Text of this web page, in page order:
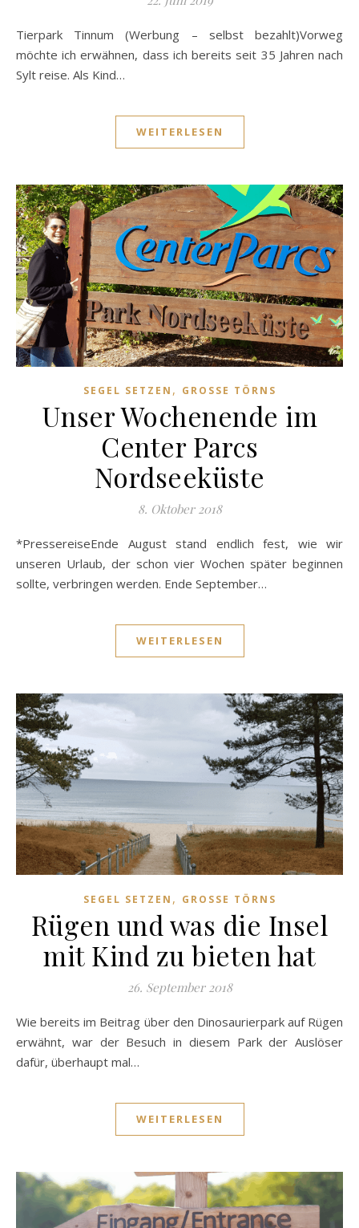
Tierpark Tinnum (Werbung – selbst bezahlt)Vorweg
möchte ich erwähnen, dass ich bereits seit 35 Jahren nach
Sylt reise. Als Kind…
WEITERLESEN
SEGEL SETZEN , GROSSE TÖRNS
Unser Wochenende im
Center Parcs
Nordseeküste
8. Oktober 2018
*PressereiseEnde August stand endlich fest, wie wir
unseren Urlaub, der schon vier Wochen später beginnen
sollte, verbringen werden. Ende September…
WEITERLESEN
SEGEL SETZEN , GROSSE TÖRNS
Rügen und was die Insel
mit Kind zu bieten hat
26. September 2018
Wie bereits im Beitrag über den Dinosaurierpark auf Rügen
erwähnt, war der Besuch in diesem Park der Auslöser
dafür, überhaupt mal…
WEITERLESEN